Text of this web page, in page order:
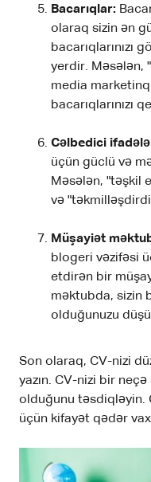
Bacarıqlar:
olaraq sizin ən
bacarıqlarınızı
yerdir. Məsələn,
media
bacarıqlarınızı
Cəlbedici
üçün güclü və
Məsələn, "təşkil
və
Müşayiət
blogeri vəzifəsi
etdirən bir
məktubda, sizin
olduğunuzu
Son olaraq, CV-nizi
yazın. CV-nizi bir
olduğunu təsdiqləyin.
üçün kifayət qədər vaxt